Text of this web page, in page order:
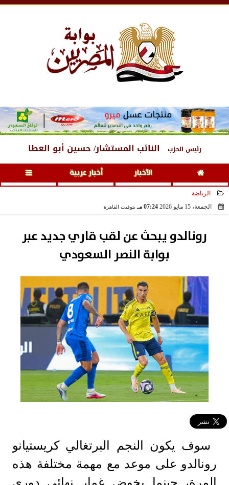
رئيس الحزب النائب المستشار/ حسين أبو العطا
الأخبار أخبار عربية
الرياضة
الجمعة، 15 مايو 2026
07:24 مـ بتوقيت القاهرة
رونالدو يبحث عن لقب قاري جديد عبر
بوابة النصر السعودي
سوف يكون النجم البرتغالي كريستيانو
رونالدو على موعد مع مهمة مختلفة هذه